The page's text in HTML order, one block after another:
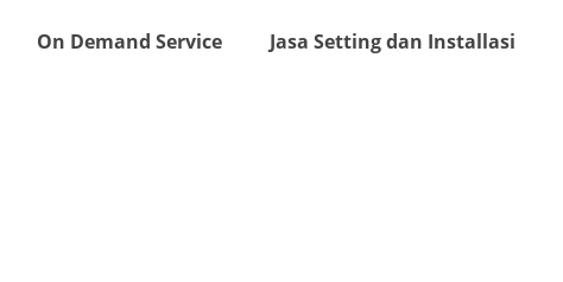
On Demand Service Jasa Setting dan Installasi